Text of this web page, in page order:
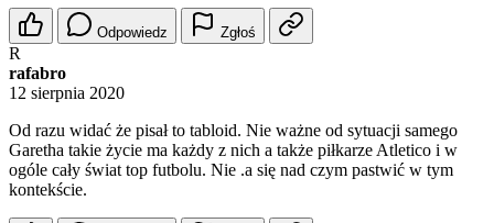
Odpowiedz Zgłoś
R
rafabro
12 sierpnia 2020
Od razu widać że pisał to tabloid. Nie ważne od sytuacji samego
Garetha takie życie ma każdy z nich a także piłkarze Atletico i w
ogóle cały świat top futbolu. Nie .a się nad czym pastwić w tym
kontekście.